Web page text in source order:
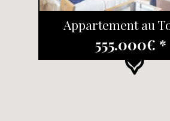
Appartement au
555.000€ *